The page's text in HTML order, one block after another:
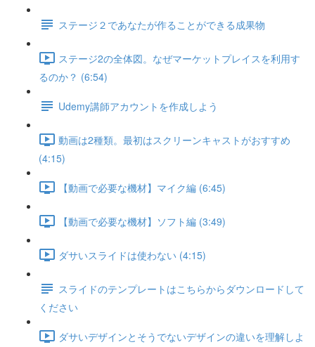
ステージ２であなたが作ることができる成果物
ステージ2の全体図。なぜマーケットプレイスを利用す
るのか？ (6:54)
Udemy講師アカウントを作成しよう
動画は2種類。最初はスクリーンキャストがおすすめ
(4:15)
【動画で必要な機材】マイク編 (6:45)
【動画で必要な機材】ソフト編 (3:49)
ダサいスライドは使わない (4:15)
スライドのテンプレートはこちらからダウンロードして
ください
ダサいデザインとそうでないデザインの違いを理解しよ